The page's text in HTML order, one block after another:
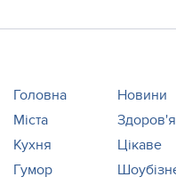
Головна
Новини
Міста
Здоров'я
Кухня
Цікаве
Гумор